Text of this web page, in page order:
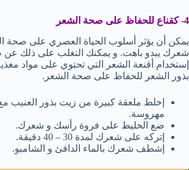
4- كقناع للحفاظ على صحة الشعر
يمكن أن يؤثر أسلوب الحياة العصري على صحة
شعرك يبدو باهت. و يمكنك التغلب على ذلك
إستخدام أقنعة الشعر التي تحتوي على مواد
بذور الشعر للحفاظ على صحة الشعر.
إخلط ملعقة كبيرة من زيت بذور العنبب
مهروسة.
ضع الخليط على فروة رأسك و شعرك.
إتركه على شعرك لمدة 30 – 40 دقيقة.
إشطف شعرك بالماء الدافئ و الشامبو.